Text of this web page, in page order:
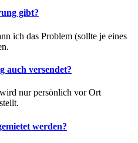
gibt?
ich das Problem (sollte je eines
auch versendet?
nur persönlich vor Ort
werden?